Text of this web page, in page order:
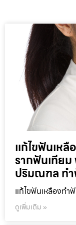
แก้ไขฟันเห
รากฟันเทีย
ปริมณฑล ท
แก้ไขฟันเหลืองท
ดูเพิ่มเติม »